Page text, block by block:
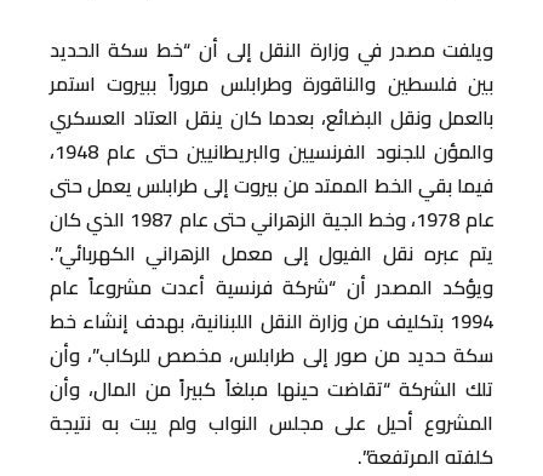
ويلفت مصدر في وزارة النقل إلى أن “خط سكة الحديد
بين فلسطين والناقورة وطرابلس مروراً ببيروت استمر
بالعمل ونقل البضائع، بعدما كان ينقل العتاد العسكري
والمؤن للجنود الفرنسيين والبريطانيين حتى عام 1948،
فيما بقي الخط الممتد من بيروت إلى طرابلس يعمل حتى
عام 1978، وخط الجية الزهراني حتى عام 1987 الذي كان
يتم عبره نقل الفيول إلى معمل الزهراني الكهربائي”.
ويؤكد المصدر أن “شركة فرنسية أعدت مشروعاً عام
1994 بتكليف من وزارة النقل اللبنانية، بهدف إنشاء خط
سكة حديد من صور إلى طرابلس، مخصص للركاب”، وأن
تلك الشركة “تقاضت حينها مبلغاً كبيراً من المال، وأن
المشروع أحيل على مجلس النواب ولم يبت به نتيجة
كلفته المرتفعة”.